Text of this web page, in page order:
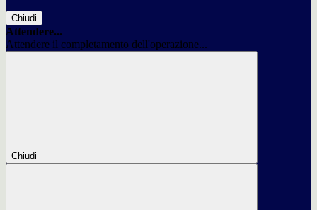
Chiudi
Attendere...
Attendere il completamento dell'operazione...
Chiudi